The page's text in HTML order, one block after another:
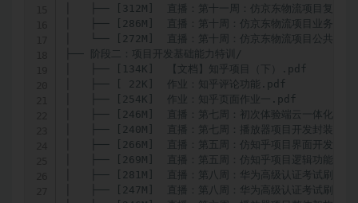
│   ├── [312M]  直播：第十一周：仿京东物流项目复盘总
│   ├── [286M]  直播：第十周：仿京东物流项目业务逻辑
│   └── [272M]  直播：第十周：仿京东物流项目公共组件
├── 阶段二：项目开发基础能力特训/
│   ├── [134K]  【文档】知乎项目（下）.pdf
│   ├── [ 22K]  作业：知乎评论功能.pdf
│   ├── [254K]  作业：知乎页面作业一.pdf
│   ├── [246M]  直播：第七周：初次体验端云一体化技术
│   ├── [240M]  直播：第七周：播放器项目开发封装技术
│   ├── [266M]  直播：第五周：仿知乎项目界面开发
│   ├── [269M]  直播：第五周：仿知乎项目逻辑功能实现
│   ├── [281M]  直播：第八周：华为高级认证考试刷题
│   ├── [247M]  直播：第八周：华为高级认证考试刷题